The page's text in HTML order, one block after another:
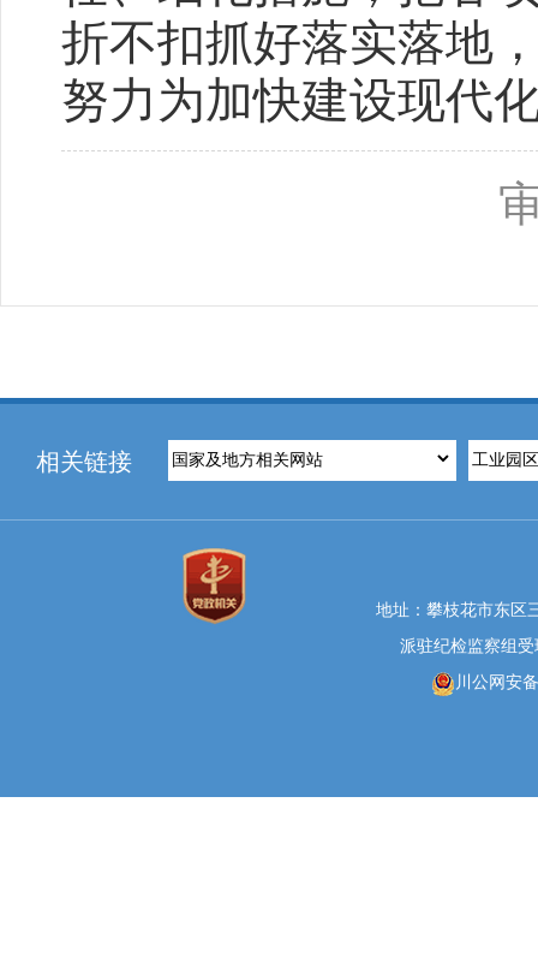
折不扣抓好落实落地
努力为加快建设现代
相关链接
地址：攀枝花市东区
派驻纪检监察组受
川公网安